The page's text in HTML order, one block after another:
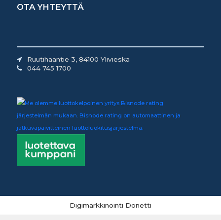
OTA YHTEYTTÄ
Ruutihaantie 3, 84100 Ylivieska
044 745 1700
Digimarkkinointi Donetti